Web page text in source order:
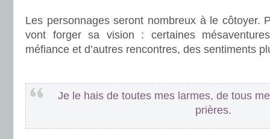
Les personnages seront nombreux à le côtoyer.
vont forger sa vision : certaines
méfiance et d’autres rencontres, des sentiments
Je le hais de toutes mes larmes, de tous
prières.